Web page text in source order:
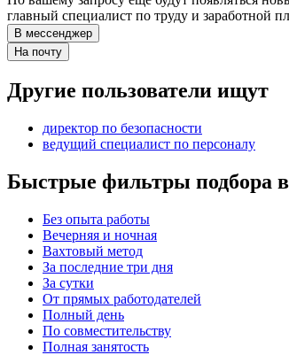
главный специалист по труду и заработной
В мессенджер
На почту
Другие пользователи ищут
директор по безопасности
ведущий специалист по персоналу
Быстрые фильтры подбора
Без опыта работы
Вечерняя и ночная
Вахтовый метод
За последние три дня
За сутки
От прямых работодателей
Полный день
По совместительству
Полная занятость